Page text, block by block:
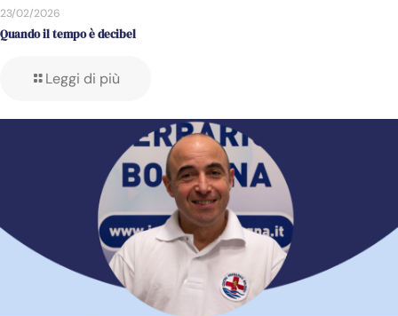
23/02/2026
Quando il tempo è decibel
Leggi di più